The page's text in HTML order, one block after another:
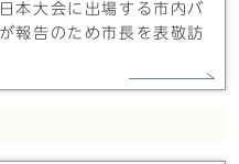
本大会に出場する市内バ
報告のため市長を表敬訪